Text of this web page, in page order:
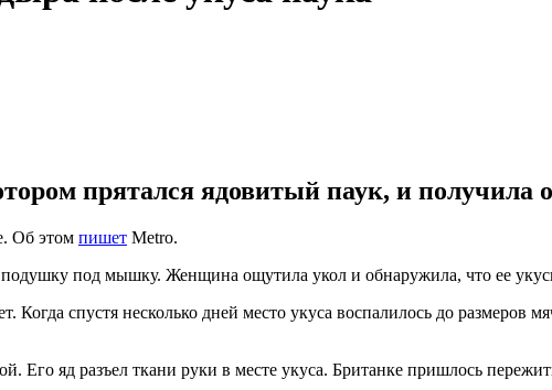
прятался ядовитый паук, и получила
Об этом пишет Metro.
подушку под мышку. Женщина ощутила укол и обнаружила, что ее
Когда спустя несколько дней место укуса воспалилось до размеров
Его яд разъел ткани руки в месте укуса. Британке пришлось